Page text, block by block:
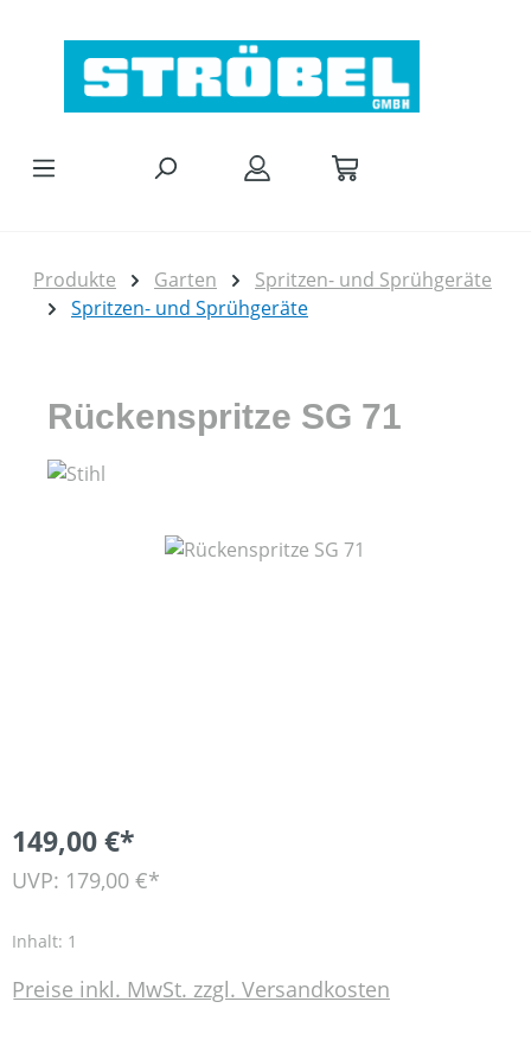
Produkte Garten
Spritzen- und Sprühgeräte
Spritzen- und Sprühgeräte
Rückenspritze SG 71
Bildergalerie überspringen
149,00 €*
UVP: 179,00 €*
Inhalt: 1
Preise inkl. MwSt. zzgl. Versandkosten